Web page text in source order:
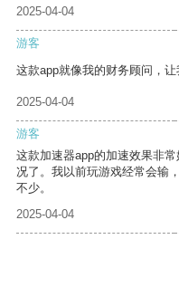
2025-04-04
游客
这款app就像我的财务顾问，让
2025-04-04
游客
这款加速器app的加速效果非
况了。我以前玩游戏经常会输
不少。
2025-04-04